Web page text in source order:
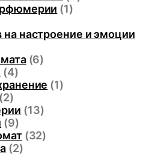
(1)
на настроение и эмоции
(6)
(4)
(1)
(2)
(13)
(9)
(32)
(2)